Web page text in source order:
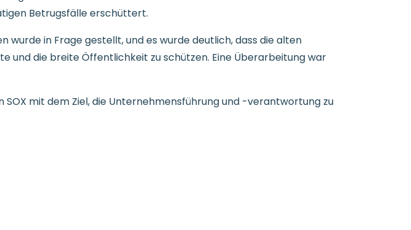
Betrugsfälle erschüttert.
in Frage gestellt, und es wurde deutlich, dass die alten
und die breite Öffentlichkeit zu schützen. Eine Überarbeitung war
mit dem Ziel, die Unternehmensführung und -verantwortung zu